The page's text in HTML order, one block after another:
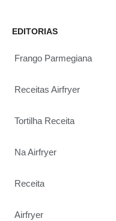
EDITORIAS
Frango Parmegiana
Receitas Airfryer
Tortilha Receita
Na Airfryer
Receita
Airfryer